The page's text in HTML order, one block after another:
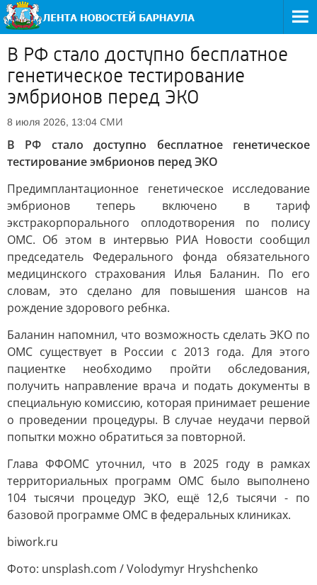
В РФ стало доступно бесплатное
генетическое тестирование
эмбрионов перед ЭКО
8 июля 2026, 13:04 СМИ
В РФ стало доступно бесплатное генетическое
тестирование эмбрионов перед ЭКО
Предимплантационное генетическое исследование
эмбрионов теперь включено в тариф
экстракорпорального оплодотворения по полису
ОМС. Об этом в интервью РИА Новости сообщил
председатель Федерального фонда обязательного
медицинского страхования Илья Баланин. По его
словам, это сделано для повышения шансов на
рождение здорового ребнка.
Баланин напомнил, что возможность сделать ЭКО по
ОМС существует в России с 2013 года. Для этого
пациентке необходимо пройти обследования,
получить направление врача и подать документы в
специальную комиссию, которая принимает решение
о проведении процедуры. В случае неудачи первой
попытки можно обратиться за повторной.
Глава ФФОМС уточнил, что в 2025 году в рамках
территориальных программ ОМС было выполнено
104 тысячи процедур ЭКО, ещё 12,6 тысячи - по
базовой программе ОМС в федеральных клиниках.
biwork.ru
Фото: unsplash.com / Volodymyr Hryshchenko